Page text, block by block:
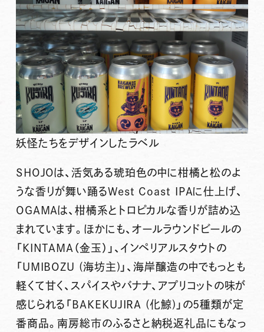
妖怪たちをデザインしたラベル
SHOJOは、活気ある琥珀色の中に柑橘と松のよ
うな香りが舞い踊るWest Coast IPAに仕上げ、
OGAMAは、柑橘系とトロピカルな香りが詰め込
まれています。ほかにも、オールラウンドビールの
「KINTAMA（金玉）」、インペリアルスタウトの
「UMIBOZU (海坊主)」、海岸醸造の中でもっとも
軽くて甘く、スパイスやバナナ、アプリコットの味が
感じられる「BAKEKUJIRA (化鯨)」の5種類が定
番商品。南房総市のふるさと納税返礼品にもなっ